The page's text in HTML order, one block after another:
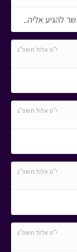
י"ט אלול תשפ"ג
י"ט אלול תשפ"ג
י"ט אלול תשפ"ג
י"ט אלול תשפ"ג